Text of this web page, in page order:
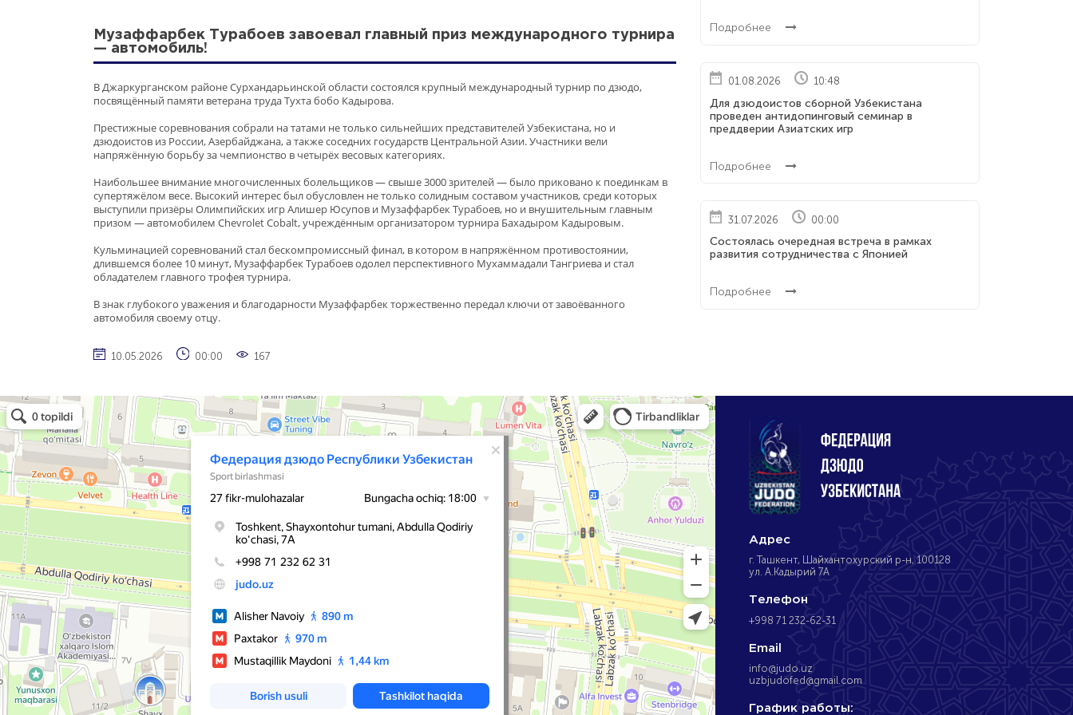
Музаффарбек Турабоев завоевал главный приз международного турнира
— автомобиль!
В Джаркурганском районе Сурхандарьинской области состоялся крупный международный турнир по дзюдо,
посвящённый памяти ветерана труда Тухта бобо Кадырова.
Престижные соревнования собрали на татами не только сильнейших представителей Узбекистана, но и
дзюдоистов из России, Азербайджана, а также соседних государств Центральной Азии. Участники вели
напряжённую борьбу за чемпионство в четырёх весовых категориях.
Наибольшее внимание многочисленных болельщиков — свыше 3000 зрителей — было приковано к поединкам в
супертяжёлом весе. Высокий интерес был обусловлен не только солидным составом участников, среди которых
выступили призёры Олимпийских игр Алишер Юсупов и Музаффарбек Турабоев, но и внушительным главным
призом — автомобилем Chevrolet Cobalt, учреждённым организатором турнира Бахадыром Кадыровым.
Кульминацией соревнований стал бескомпромиссный финал, в котором в напряжённом противостоянии,
длившемся более 10 минут, Музаффарбек Турабоев одолел перспективного Мухаммадали Тангриева и стал
обладателем главного трофея турнира.
В знак глубокого уважения и благодарности Музаффарбек торжественно передал ключи от завоёванного
автомобиля своему отцу.
10.05.2026 00:00 167
Подробнее
01.08.2026 10:48
Для дзюдоистов сборной Узбекистана
проведен антидопинговый семинар в
преддверии Азиатских игр
Подробнее
31.07.2026 00:00
Состоялась очередная встреча в рамках
развития сотрудничества с Японией
Подробнее
Адрес
г. Ташкент, Шайхантохурский р-н, 100128
ул. А.Кадырий 7А
Телефон
+998 71 232-62-31
Email
info@judo.uz
uzbjudofed@gmail.com
График работы: